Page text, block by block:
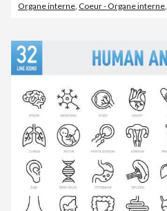
Organe interne, Coeur - Organe interne,